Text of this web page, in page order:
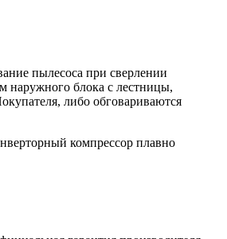
пылесоса при сверлении
наружного блока с лестницы,
либо обговариваются
компрессор плавно